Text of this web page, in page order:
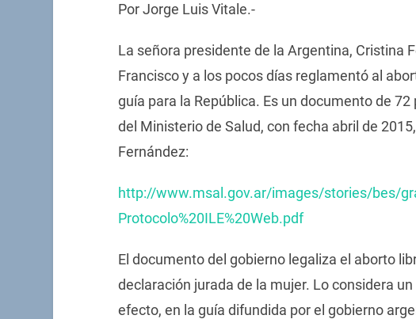
Por Jorge Luis Vitale.-
La señora presidente de la Argentina, Cristina
Francisco y a los pocos días reglamentó al
guía para la República. Es un documento de
del Ministerio de Salud, con fecha abril de
Fernández:
http://www.msal.gov.ar/images/stories/bes/
Protocolo%20ILE%20Web.pdf
El documento del gobierno legaliza el aborto
declaración jurada de la mujer. Lo considera un
efecto, en la guía difundida por el gobierno